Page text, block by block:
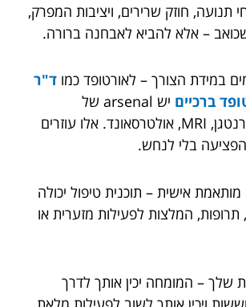
תנועה, חוזק שרירים, ויציבות המפרק,
– אלא להביא לאבחנה ברורה.
במידת הצורך – לאורטופד כמו ד"ר
ברכיים
יש arsenal של
טכנולוגיות: קרני רנטגן, MRI, אולטרסאונד. אלו עוזרים
בלי לנחש.
מותאמת אישית – תוכנית טיפול יכולה
תרופות, המלצות לפעילות מזערית או
שלך – המומחה יכין אותך לדרך